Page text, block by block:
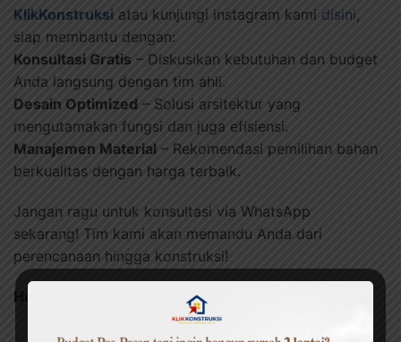
KlikKonstruksi atau kunjungi instagram kami disini,
siap membantu dengan:
Konsultasi Gratis – Diskusikan kebutuhan dan budget
Anda langsung dengan tim ahli.
Desain Optimized – Solusi arsitektur yang
mengutamakan fungsi dan juga efisiensi.
Manajemen Material – Rekomendasi pemilihan bahan
berkualitas dengan harga terbaik.
Jangan ragu untuk konsultasi via WhatsApp
sekarang! Tim kami akan memandu Anda dari
perencanaan hingga konstruksi!
Hubungi Kami: 082230000359